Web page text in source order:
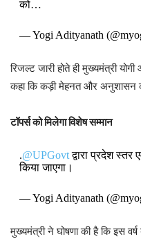
को…
— Yogi Adityanath
रिजल्ट जारी होते ही मुख्यमंत्री
कहा कि कड़ी मेहनत और अनुशासन
टॉपर्स को मिलेगा विशेष सम्मान
.@UPGovtद्वारा प्रदेश स्तर
किया जाएगा।
— Yogi Adityanath
मुख्यमंत्री ने घोषणा की है कि इस वर्ष